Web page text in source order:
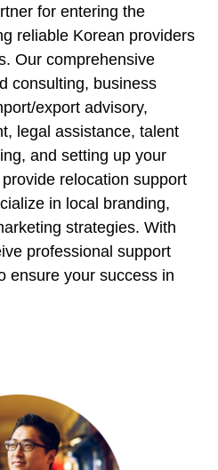
for entering the
reliable Korean providers
Our comprehensive
consulting, business
export advisory,
legal assistance, talent
and setting up your
relocation support
in local branding,
strategies. With
professional support
ensure your success in